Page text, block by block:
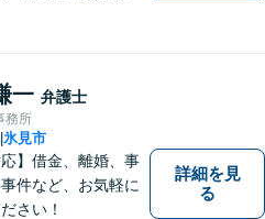
一 弁護士
務所
| 氷見市
応】借金、離婚、事
件など、お気軽に
さい！
詳細を見
る